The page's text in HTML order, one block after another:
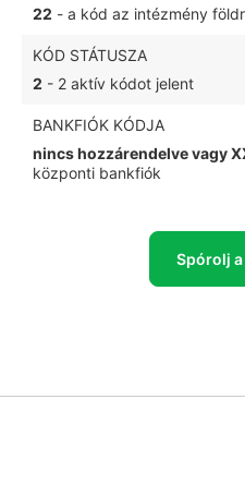
22 - a kód az intézmény
KÓD STÁTUSZA
2 - 2 aktív kódot jelent
BANKFIÓK KÓDJA
nincs hozzárendelve vagy
központi bankfiók
Spórolj